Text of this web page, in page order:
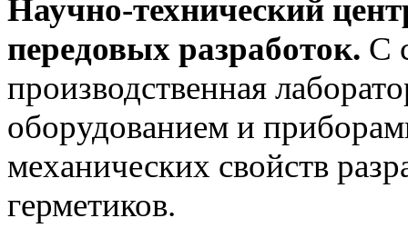
Научно-технический
передовых разработок. С
производственная
оборудованием и
механических свойств
герметиков.